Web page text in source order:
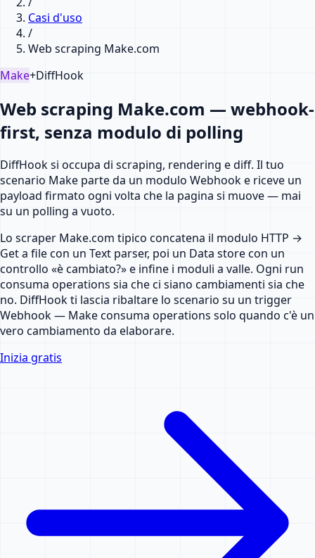
Casi d'uso
/
Web scraping Make.com
Make+DiffHook
Web scraping Make.com — webhook-
first, senza modulo di polling
DiffHook si occupa di scraping, rendering e diff. Il tuo
scenario Make parte da un modulo Webhook e riceve un
payload firmato ogni volta che la pagina si muove — mai
su un polling a vuoto.
Lo scraper Make.com tipico concatena il modulo HTTP →
Get a file con un Text parser, poi un Data store con un
controllo «è cambiato?» e infine i moduli a valle. Ogni run
consuma operations sia che ci siano cambiamenti sia che
no. DiffHook ti lascia ribaltare lo scenario su un trigger
Webhook — Make consuma operations solo quando c'è un
vero cambiamento da elaborare.
Inizia gratis